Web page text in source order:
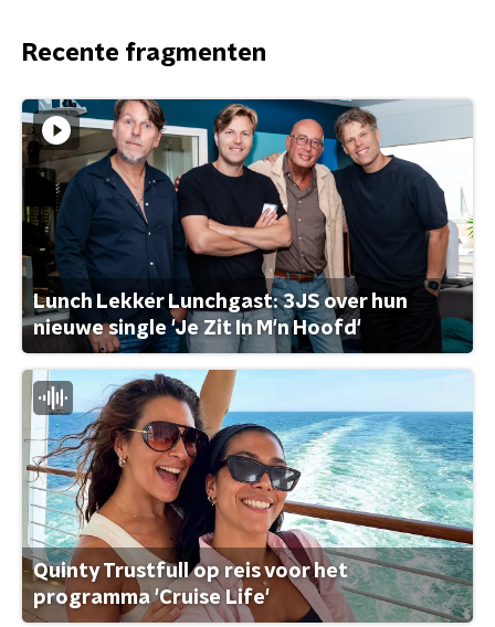
Recente fragmenten
Lunch Lekker Lunchgast: 3JS over hun
nieuwe single 'Je Zit In M'n Hoofd'
Quinty Trustfull op reis voor het
programma 'Cruise Life'